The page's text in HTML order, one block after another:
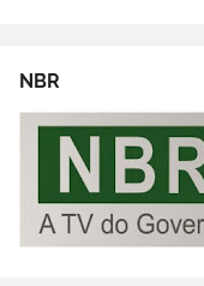
NBR